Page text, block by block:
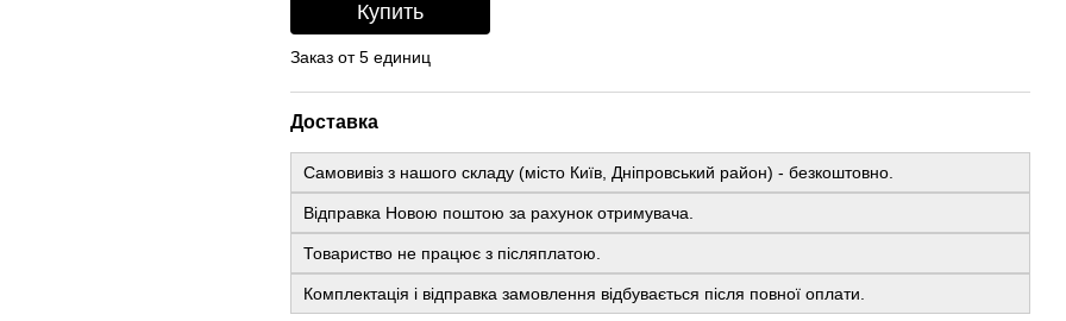
Купить
Заказ от 5 единиц
Доставка
Самовивіз з нашого складу (місто Київ, Дніпровський район) - безкоштовно.
Відправка Новою поштою за рахунок отримувача.
Товариство не працює з післяплатою.
Комплектація і відправка замовлення відбувається після повної оплати.